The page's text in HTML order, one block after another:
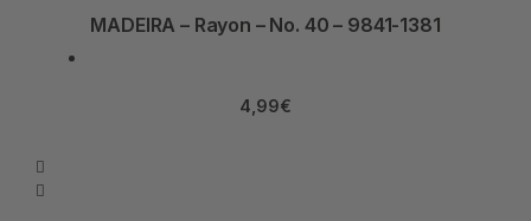
MADEIRA – Rayon – No. 40 – 9841-1381
4,99€